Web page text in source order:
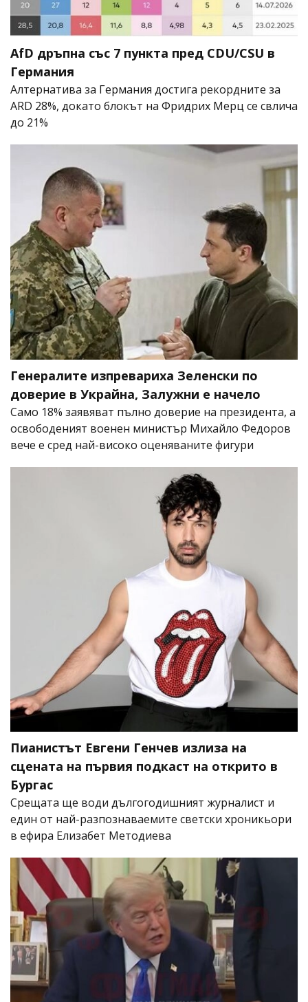
AfD дръпна със 7 пункта пред CDU/CSU в
Германия
Алтернатива за Германия достига рекордните за
ARD 28%, докато блокът на Фридрих Мерц се свлича
до 21%
Генералите изпревариха Зеленски по
доверие в Украйна, Залужни е начело
Само 18% заявяват пълно доверие на президента, а
освободеният военен министър Михайло Федоров
вече е сред най-високо оценяваните фигури
Пианистът Евгени Генчев излиза на
сцената на първия подкаст на открито в
Бургас
Срещата ще води дългогодишният журналист и
един от най-разпознаваемите светски хроникьори
в ефира Елизабет Методиева